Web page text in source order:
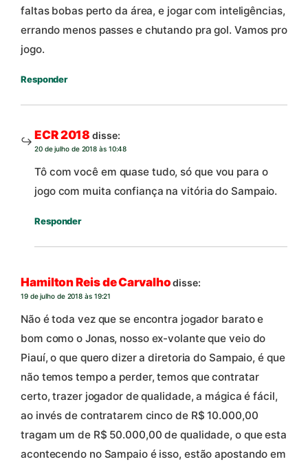
faltas bobas perto da área, e jogar com inteligências,
errando menos passes e chutando pra gol. Vamos pro
jogo.
Responder
ECR 2018 disse:
20 de julho de 2018 às 10:48
Tô com você em quase tudo, só que vou para o
jogo com muita confiança na vitória do Sampaio.
Responder
Hamilton Reis de Carvalho disse:
19 de julho de 2018 às 19:21
Não é toda vez que se encontra jogador barato e
bom como o Jonas, nosso ex-volante que veio do
Piauí, o que quero dizer a diretoria do Sampaio, é que
não temos tempo a perder, temos que contratar
certo, trazer jogador de qualidade, a mágica é fácil,
ao invés de contratarem cinco de R$ 10.000,00
tragam um de R$ 50.000,00 de qualidade, o que esta
acontecendo no Sampaio é isso, estão apostando em